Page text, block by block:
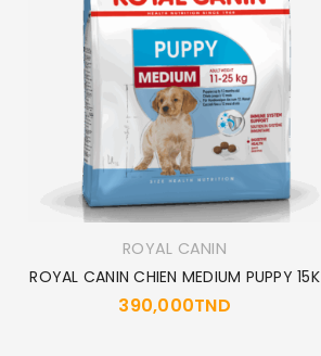
MOT DE PASSE PERDU ?
ROYAL CANIN
ROYAL CANIN CHIEN MEDIUM PUPPY 15K
390,000TND